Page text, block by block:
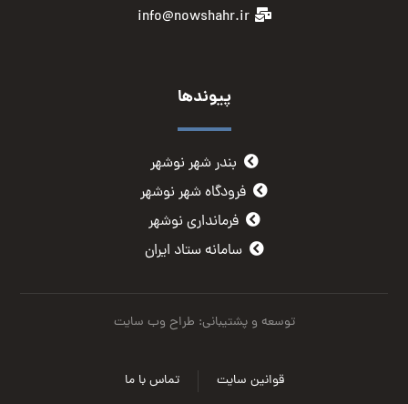
info@nowshahr.ir
پیوندها
بندر شهر نوشهر
فرودگاه شهر نوشهر
فرمانداری نوشهر
سامانه ستاد ایران
توسعه و پشتیبانی: طراح وب سایت
تماس با ما قوانین سایت